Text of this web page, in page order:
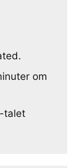
om
talet